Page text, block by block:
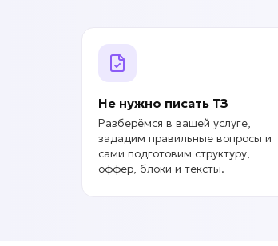
Не нужно писать ТЗ
Разберёмся в вашей услуге,
зададим правильные вопросы и
сами подготовим структуру,
оффер, блоки и тексты.